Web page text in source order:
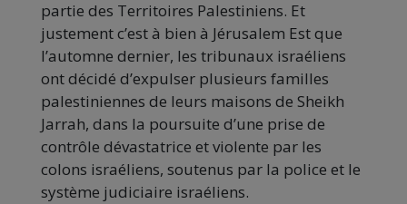
partie des Territoires Palestiniens. Et
justement c’est à bien à Jérusalem Est que
l’automne dernier, les tribunaux israéliens
ont décidé d’expulser plusieurs familles
palestiniennes de leurs maisons de Sheikh
Jarrah, dans la poursuite d’une prise de
contrôle dévastatrice et violente par les
colons israéliens, soutenus par la police et le
système judiciaire israéliens.